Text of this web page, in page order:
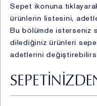
Sepet ikonuna
ürünlerin listesini,
Bu bölümde isterseniz
dilediğiniz ürünleri
adetlerini
ii. Perakende satış ve
kapsamında finans ve
yürütülmesi (kimlik,
(Hukuki sebep: meşru
iii. Ürünlere bağlılık
çerçevesinde çeşitli